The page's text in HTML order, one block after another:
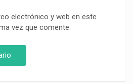
electrónico y web en este
vez que comente.